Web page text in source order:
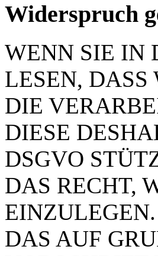
Widerspruch
WENN SIE IN
LESEN, DASS
DIE
DIESE
DSGVO
DAS RECHT,
DAS AUF